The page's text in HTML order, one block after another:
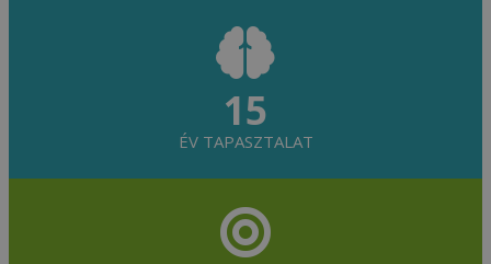
15
ÉV TAPASZTALAT